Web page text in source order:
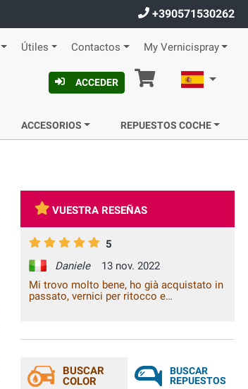
+390571530262
Útiles Contactos My Vernicispray
ACCEDER Cesta Español
ACCESORIOS REPUESTOS COCHE
VUESTRA RESEÑAS
5
Daniele
13 nov. 2022
Mi trovo molto bene, ho già acquistato in
passato, vernici per ritocco e
BUSCAR
COLOR
BUSCAR
REPUESTOS